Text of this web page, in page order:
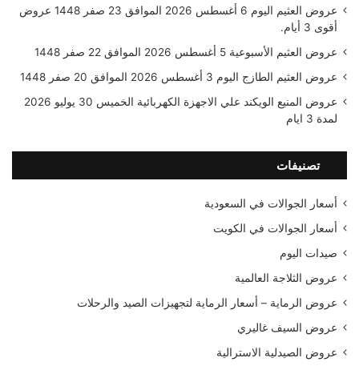
عروض العثيم اليوم 6 أغسطس 2026 الموافق 23 صفر 1448 عروض
أقوى 3 أيام.
عروض العثيم الأسبوعية 5 أغسطس 2026 الموافق 22 صفر 1448
عروض العثيم الطازج اليوم 3 أغسطس 2026 الموافق 20 صفر 1448
عروض المنيع الويكند علي الاجهزة الكهربائية الخميس 30 يوليو 2026
لمدة 3 ايام
تصنيفات
أسعار الجوالات في السعودية
أسعار الجوالات في الكويت
صيدات اليوم
عروض الثلاجة العالمية
عروض الرماية – أسعار الرماية لتجهيزات الصيد والرحلات
عروض السيف غاليري
عروض الصيدلية الاسترالية